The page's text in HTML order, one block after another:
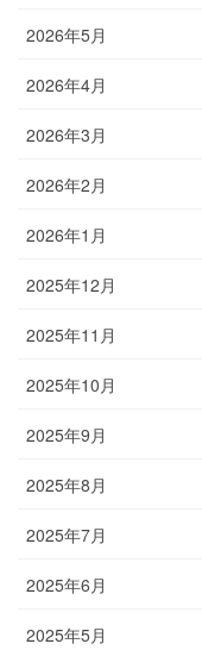
2026年5月
2026年4月
2026年3月
2026年2月
2026年1月
2025年12月
2025年11月
2025年10月
2025年9月
2025年8月
2025年7月
2025年6月
2025年5月